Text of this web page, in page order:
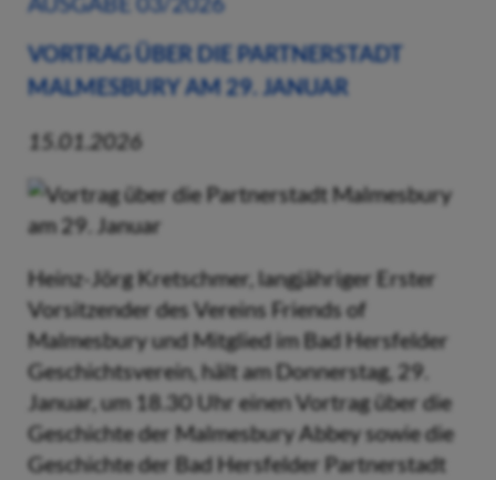
VORTRAG ÜBER DIE PARTNERSTADT
MALMESBURY AM 29. JANUAR
15.01.2026
Heinz-Jörg Kretschmer, langjähriger Erster
Vorsitzender des Vereins Friends of
Malmesbury und Mitglied im Bad Hersfelder
Geschichtsverein, hält am Donnerstag, 29.
Januar, um 18.30 Uhr einen Vortrag über die
Geschichte der Malmesbury Abbey sowie die
Geschichte der Bad Hersfelder Partnerstadt